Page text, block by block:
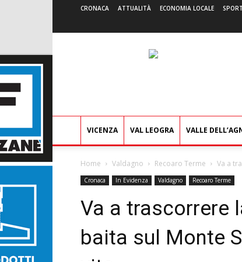
CRONACA ATTUALITÀ ECONOMIA LOCALE
VICENZA VAL LEOGRA VALLE
Home Valdagno Recoaro Terme Va a
Cronaca In Evidenza Valdagno Recoaro Terme
Va a trascorrere
baita sul Monte